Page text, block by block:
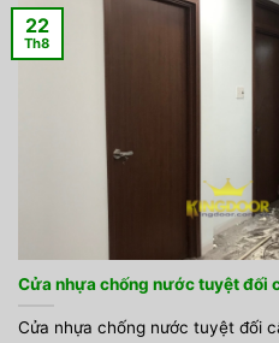
Cửa nhựa chống nước tuyệt đối
Cửa nhựa chống nước tuyệt đối
22
Th8